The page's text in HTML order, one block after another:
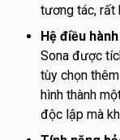
tương tác, rất
Hệ điều
Sona được
tùy chọn
hình thành
độc lập mà